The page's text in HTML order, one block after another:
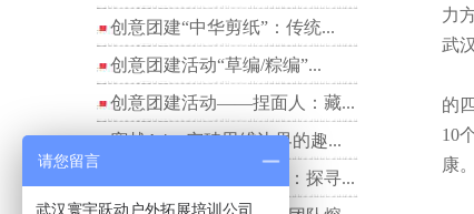
创意团建“中华剪纸”：传统...
创意团建活动“草编/粽编”...
创意团建活动——捏面人：藏...
穿越A4：突破思维边界的趣...
拓展项目——钉子游戏：探寻...
力
武
1
的
10
康
2
请您留言
武汉寰宇跃动户外拓展培训公司